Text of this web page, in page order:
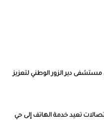
دير الزور الوطني لتعزيز
عاماً.. الاتصالات تعيد خدمة الهاتف إلى حي